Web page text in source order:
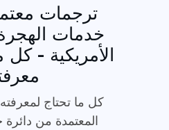
ترجمات
خدمات
الأمريكية - كل
كل ما تحتاج
المعتمدة من